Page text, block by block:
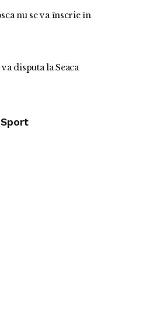
nu se va înscrie în
disputa la Seaca